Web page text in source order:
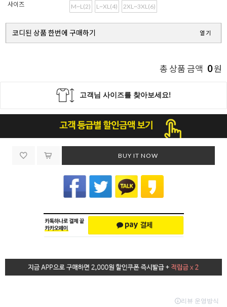
사이즈 M~L(2) L~XL(4) 2XL~3XL(6)
코디된 상품 한번에 구매하기 열기
총 상품 금액 0원
BUY IT NOW